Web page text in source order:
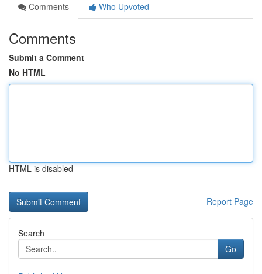
Comments
Who Upvoted
Comments
Submit a Comment
No HTML
HTML is disabled
Report Page
Search
Go